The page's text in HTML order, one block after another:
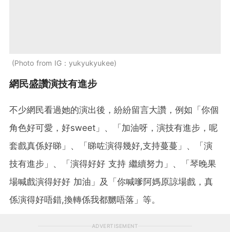
Photo from IG：yukyukyukee
網民盛讚演技有進步
不少網民看過她的演出後，紛紛留言大讚，例如「你個
角色好可愛，好sweet」、「加油呀，演技有進步，呢
套戲真係好睇」、「睇咗演得幾好,支持蔓蔓」、「演
技有進步」、「演得好好 支持 繼續努力」、「琴晚果
場喊戲演得好好 加油」及「你喊嗲阿媽原諒場戲，真
係演得好唔錯,換轉係我都嬲唔落」等。
ADVERTISEMENT